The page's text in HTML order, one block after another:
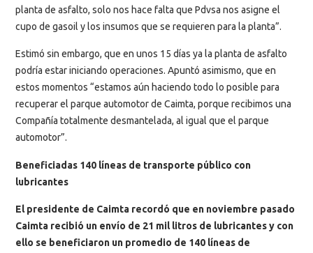
planta de asfalto, solo nos hace falta que Pdvsa nos asigne el
cupo de gasoil y los insumos que se requieren para la planta”.
Estimó sin embargo, que en unos 15 días ya la planta de asfalto
podría estar iniciando operaciones. Apuntó asimismo, que en
estos momentos “estamos aún haciendo todo lo posible para
recuperar el parque automotor de Caimta, porque recibimos una
Compañía totalmente desmantelada, al igual que el parque
automotor”.
Beneficiadas 140 líneas de transporte público con
lubricantes
El presidente de Caimta recordó que en noviembre pasado
Caimta recibió un envío de 21 mil litros de lubricantes y con
ello se beneficiaron un promedio de 140 líneas de